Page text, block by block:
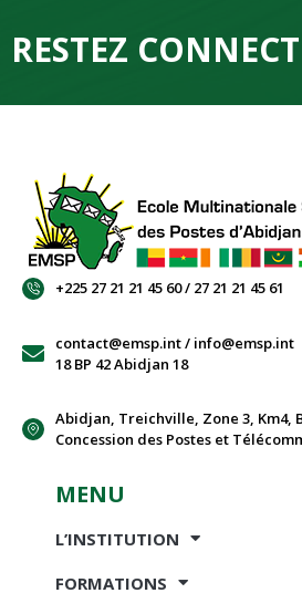
RESTEZ
+225 27 21 21 45 60 / 27 21 21 45 61
contact@emsp.int / info@emsp.int
18 BP 42 Abidjan 18
Abidjan, Treichville, Zone 3, Km4,
Concession des Postes et
MENU
L’INSTITUTION
FORMATIONS